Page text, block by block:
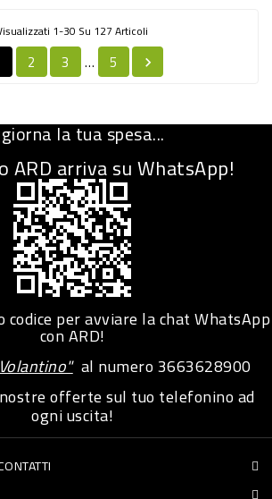
1-30 Su 127 Articoli
2 3 … 5 
la tua spesa...
ARD arriva su WhatsApp!
codice per avviare la chat WhatsApp
con ARD!
al numero3663628900
offerte sul tuo telefonino ad
ogni uscita!